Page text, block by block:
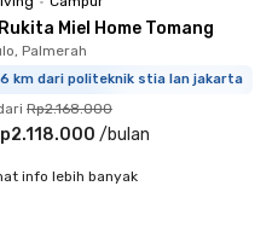
Miel Home Tomang
Palmerah
km dari politeknik stia lan jakarta
Rp2.168.000
/bulan
info lebih banyak